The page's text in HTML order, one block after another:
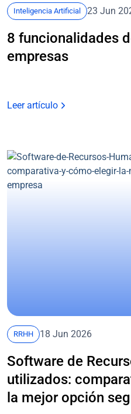
Inteligencia Artificial 23 Jun
8 funcionalidades
empresas
Leer artículo
RRHH 18 Jun 2026
Software de
utilizados:
la mejor opción